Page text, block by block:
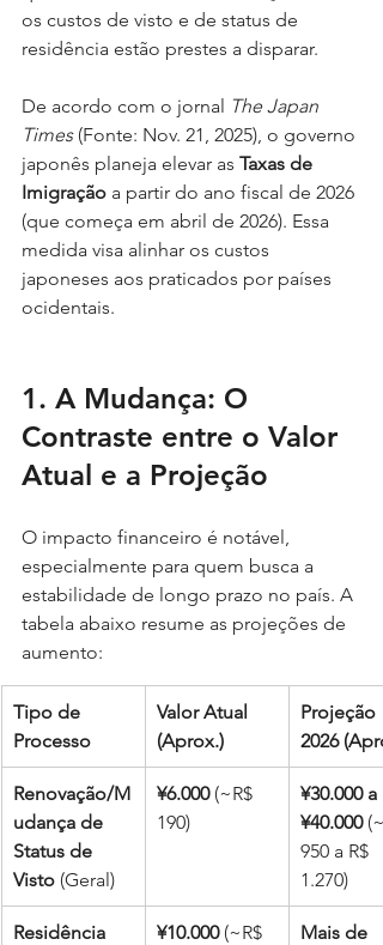
os custos de visto e de status de
residência estão prestes a disparar.
De acordo com o jornal The Japan
Times (Fonte: Nov. 21, 2025), o governo
japonês planeja elevar as Taxas de
Imigração a partir do ano fiscal de 2026
(que começa em abril de 2026). Essa
medida visa alinhar os custos
japoneses aos praticados por países
ocidentais.
1. A Mudança: O
Contraste entre o Valor
Atual e a Projeção
O impacto financeiro é notável,
especialmente para quem busca a
estabilidade de longo prazo no país. A
tabela abaixo resume as projeções de
aumento:
Tipo de
Processo
Valor Atual
(Aprox.)
Projeção
2026
Renovação/M
udança de
Status de
Visto (Geral)
¥6.000 (~R$
190)
¥30.000 a
¥40.000
950 a R$
1.270)
Residência
¥10.000 (~R$
Mais de